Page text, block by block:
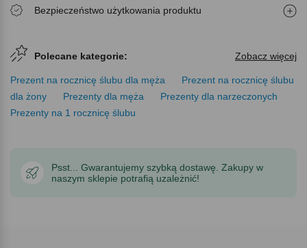
Bezpieczeństwo użytkowania produktu
Polecane kategorie: Zobacz więcej
Prezent na rocznicę ślubu dla męża
Prezent na rocznicę ślubu
dla żony
Prezenty dla męża
Prezenty dla narzeczonych
Prezenty na 1 rocznicę ślubu
Psst... Gwarantujemy szybką dostawę. Zakupy w
naszym sklepie potrafią uzależnić!